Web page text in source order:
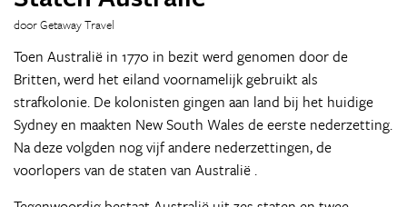
door Getaway Travel
Toen Australië in 1770 in bezit werd genomen door de
Britten, werd het eiland voornamelijk gebruikt als
strafkolonie. De kolonisten gingen aan land bij het huidige
Sydney en maakten New South Wales de eerste nederzetting.
Na deze volgden nog vijf andere nederzettingen, de
voorlopers van de staten van Australië .